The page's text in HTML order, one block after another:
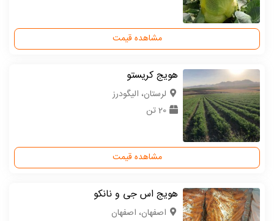
مشاهده قیمت
هویج کریستو
لرستان، الیگودرز
20 تن
مشاهده قیمت
هویج اس جی و نانکو
اصفهان، اصفهان